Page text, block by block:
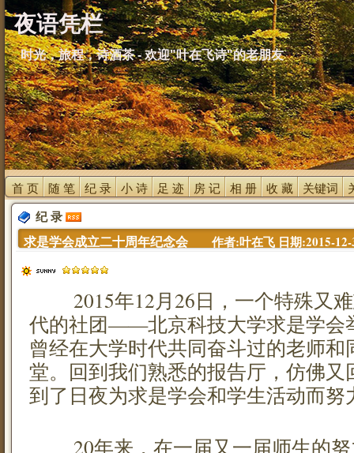
夜语凭栏
时光，旅程，诗酒茶 - 欢迎"叶在飞诗"的老朋友
首 页 随 笔 纪 录 小 诗 足 迹 房 记 相 册 收 藏 关键词
纪 录
求是学会成立二十周年纪念会 作者:叶在飞 日期:2015-
2015年12月26日，一个特殊又难
代的社团——北京科技大学求是学会
曾经在大学时代共同奋斗过的老师
堂。回到我们熟悉的报告厅，仿佛
到了日夜为求是学会和学生活动而努
20年来，在一届又一届师生的努